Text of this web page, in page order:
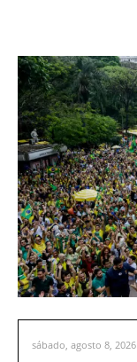
sábado, agosto 8, 2026